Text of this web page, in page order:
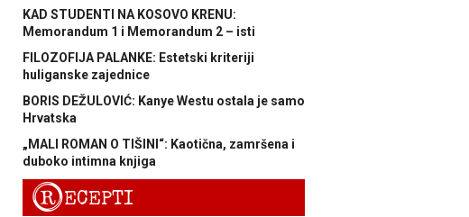
KAD STUDENTI NA KOSOVO KRENU:
Memorandum 1 i Memorandum 2 – isti
FILOZOFIJA PALANKE: Estetski kriteriji
huliganske zajednice
BORIS DEŽULOVIĆ: Kanye Westu ostala je samo
Hrvatska
„MALI ROMAN O TIŠINI“: Kaotična, zamršena i
duboko intimna knjiga
RECEPTI